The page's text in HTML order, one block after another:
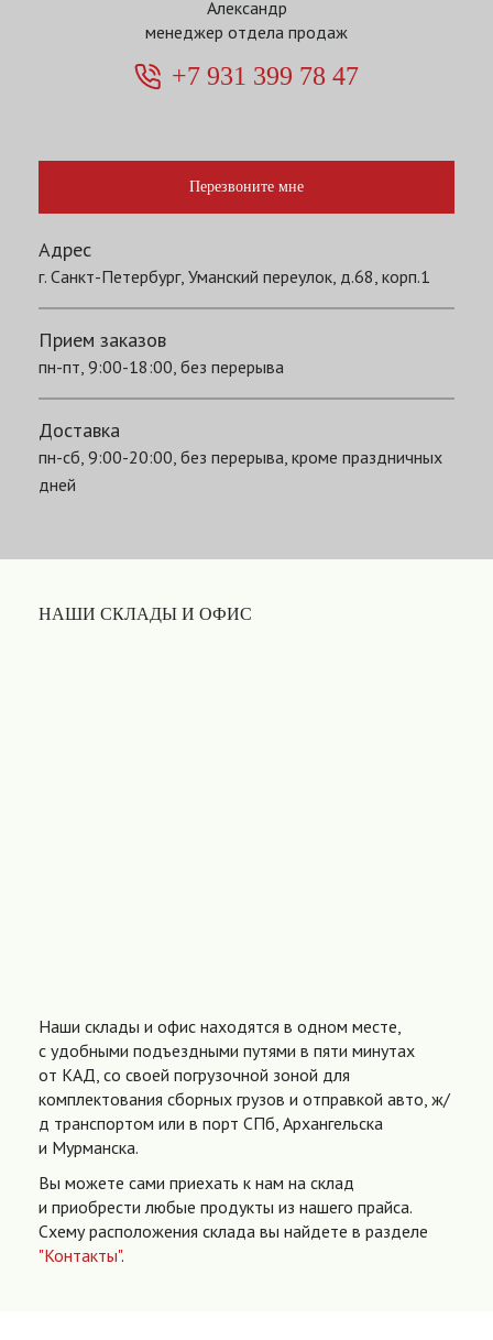
Александр
менеджер отдела продаж
+7 931 399 78 47
Перезвоните мне
Адрес
г. Санкт-Петербург, Уманский переулок, д.68, корп.1
Прием заказов
пн-пт, 9:00-18:00, без перерыва
Доставка
пн-сб, 9:00-20:00, без перерыва, кроме праздничных
дней
НАШИ СКЛАДЫ И ОФИС
Наши склады и офис находятся в одном месте,
с удобными подъездными путями в пяти минутах
от КАД, со своей погрузочной зоной для
комплектования сборных грузов и отправкой авто, ж/
д транспортом или в порт СПб, Архангельска
и Мурманска.
Вы можете сами приехать к нам на склад
и приобрести любые продукты из нашего прайса.
Схему расположения склада вы найдете в разделе
"Контакты".